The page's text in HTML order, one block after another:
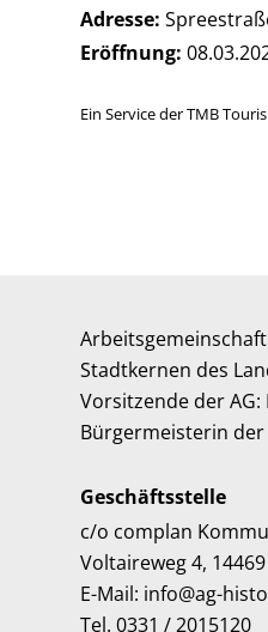
Adresse:
Eröffnung:
Ein Service der TMB
Stadtkernen des
Vorsitzende der AG:
Bürgermeisterin
Geschäftsstelle
c/o complan
Voltaireweg 4,
E-Mail: info@ag-
Tel. 0331 / 2015120